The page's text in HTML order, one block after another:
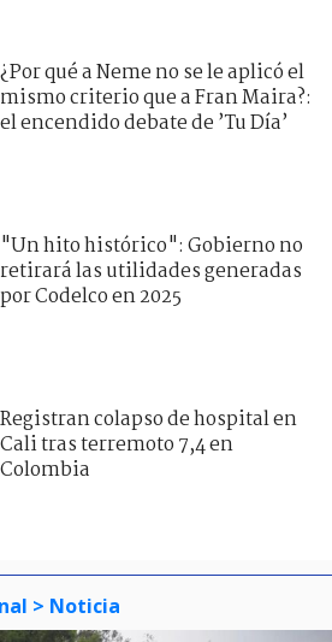
¿Por qué a Neme no se le aplicó el
mismo criterio que a Fran Maira?:
el encendido debate de ’Tu Día’
"Un hito histórico": Gobierno no
retirará las utilidades generadas
por Codelco en 2025
Registran colapso de hospital en
Cali tras terremoto 7,4 en
Colombia
> Noticia